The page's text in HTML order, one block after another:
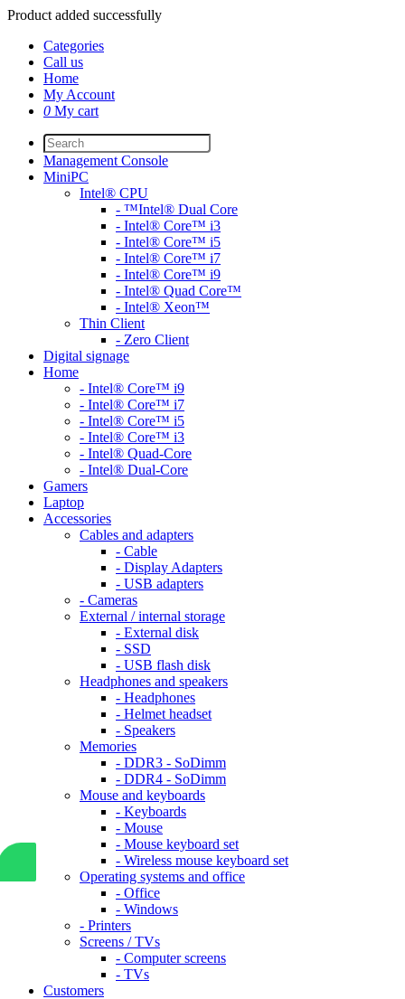
Product added successfully
Categories
Call us
Home
My Account
0 My cart
Management Console
MiniPC
Intel® CPU
- ™Intel® Dual Core
- Intel® Core™ i3
- Intel® Core™ i5
- Intel® Core™ i7
- Intel® Core™ i9
- Intel® Quad Core™
- Intel® Xeon™
Thin Client
- Zero Client
Digital signage
Home
- Intel® Core™ i9
- Intel® Core™ i7
- Intel® Core™ i5
- Intel® Core™ i3
- Intel® Quad-Core
- Intel® Dual-Core
Gamers
Laptop
Accessories
Cables and adapters
- Cable
- Display Adapters
- USB adapters
- Cameras
External / internal storage
- External disk
- SSD
- USB flash disk
Headphones and speakers
- Headphones
- Helmet headset
- Speakers
Memories
- DDR3 - SoDimm
- DDR4 - SoDimm
Mouse and keyboards
- Keyboards
- Mouse
- Mouse keyboard set
- Wireless mouse keyboard set
Operating systems and office
- Office
- Windows
- Printers
Screens / TVs
- Computer screens
- TVs
Customers